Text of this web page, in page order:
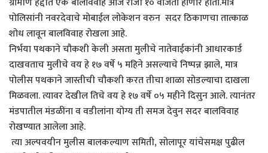
पोलिसांनी नवरदेवाचे मोबाईल लोकेशन वरुन सदर ठिकाणचा तात्काळ
शोध लावून बालविवाह रोखला आहे.
निर्भया पथकाने चौकशी केली असता मुलीचे नातेवाईकांनी आधारकार्ड
दाखवताच मुलीचे वय हे १७ वर्षे ५ महिने असल्याचे निष्पन्न झाले, मात्र
पोलीस पथकाने जास्तीची चौकशी करत तीचा शाळा सोडल्याचा दाखला
मिळवला. त्यावर देखील तिचे वय हे १७ वर्षे ०५ महीने दिसुन आले. त्यानंतर
मंडपातील मंडळींना व वडीलांना योग्य ती समज देवुन सदर बालविवाह
रोखण्यात आलेला आहे.
त्या अल्पवयीन मुलीस बालकल्याण समिती, सोलापूर यांचेसमक्ष पुढील